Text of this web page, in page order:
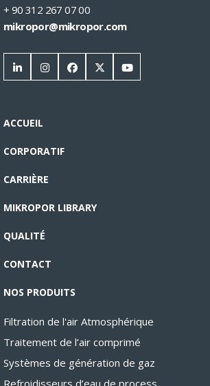
+ 90 312 267 07 00
mikropor@mikropor.com
ACCUEIL
CORPORATIF
CARRIÈRE
MIKROPOR LIBRARY
QUALITÉ
CONTACT
NOS PRODUITS
Filtration de l'air Atmosphérique
Traitement de l’air comprimé
Systèmes de génération de gaz
Refroidisseurs d’eau de process